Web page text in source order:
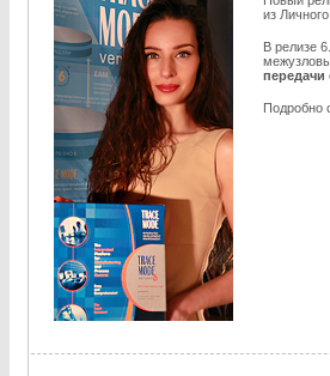
из
В релизе
передачи
Подробно